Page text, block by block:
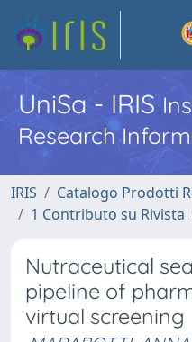
UniSa - IRIS
Research
IRIS
Catalogo Prodotti
1 Contributo su Rivista
Nutraceutical
pipeline of
virtual screening